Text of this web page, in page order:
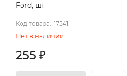
Ford, шт
Код товара: 17541
Нет в наличии
255₽